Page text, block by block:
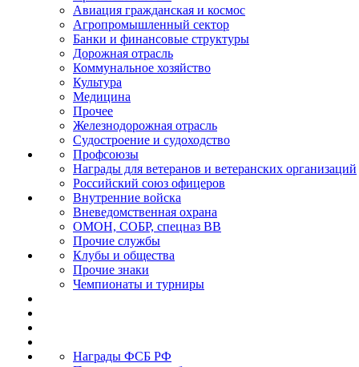
Авиация гражданская и космос
Агропромышленный сектор
Банки и финансовые структуры
Дорожная отрасль
Коммунальное хозяйство
Культура
Медицина
Прочее
Железнодорожная отрасль
Судостроение и судоходство
Профсоюзы
Награды для ветеранов и ветеранских организаций
Российский союз офицеров
Внутренние войска
Вневедомственная охрана
ОМОН, СОБР, спецназ ВВ
Прочие службы
Клубы и общества
Прочие знаки
Чемпионаты и турниры
Награды ФСБ РФ